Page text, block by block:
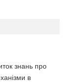
знань про
в